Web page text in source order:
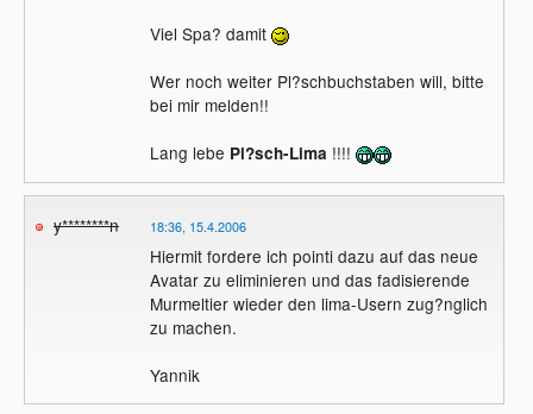
Viel Spa? damit
Wer noch weiter Pl?schbuchstaben will, bitte
bei mir melden!!
Lang lebe Pl?sch-Lima !!!!
y********n 18:36, 15.4.2006
Hiermit fordere ich pointi dazu auf das neue
Avatar zu eliminieren und das fadisierende
Murmeltier wieder den lima-Usern zug?nglich
zu machen.
Yannik